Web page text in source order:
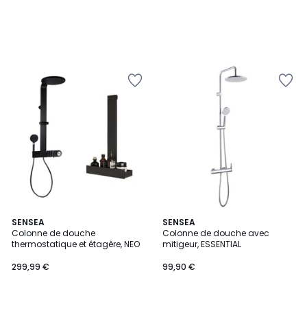
SENSEA
Colonne de douche
thermostatique et étagère, NEO
299,99 €
SENSEA
Colonne de douche avec
mitigeur, ESSENTIAL
99,90 €